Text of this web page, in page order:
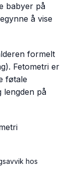
babyer på
å vise
formelt
Fetometri er
føtale
lengden på
hos